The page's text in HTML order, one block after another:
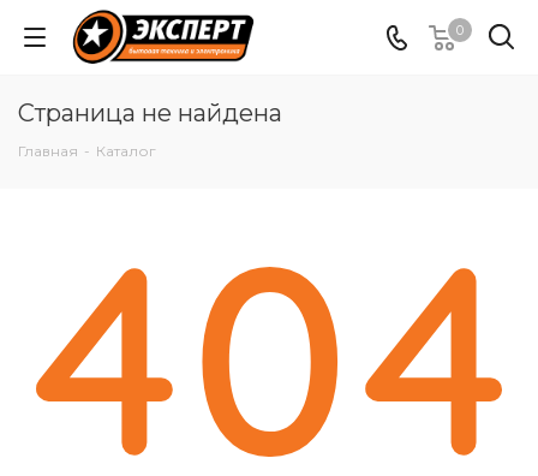
0
Страница не найдена
Главная - Каталог